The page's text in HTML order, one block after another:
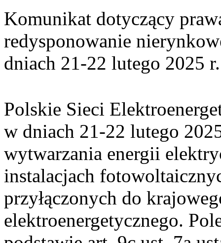
Komunikat dotyczący
redysponowanie
dniach 21-22 lutego 2025 r.
Polskie Sieci
w dniach 21-22 lutego
wytwarzania energii
instalacjach
przyłączonych do
elektroenergetycznego.